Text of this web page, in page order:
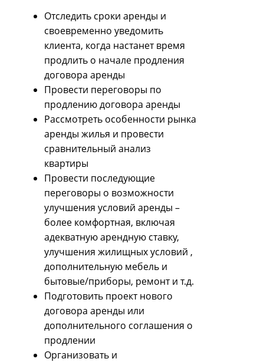
Отследить сроки аренды и
своевременно уведомить
клиента, когда настанет время
продлить о начале продления
договора аренды
Провести переговоры по
продлению договора аренды
Рассмотреть особенности рынка
аренды жилья и провести
сравнительный анализ
квартиры
Провести последующие
переговоры о возможности
улучшения условий аренды –
более комфортная, включая
адекватную арендную ставку,
улучшения жилищных условий ,
дополнительную мебель и
бытовые/приборы, ремонт и т.д.
Подготовить проект нового
договора аренды или
дополнительного соглашения о
продлении
Организовать и